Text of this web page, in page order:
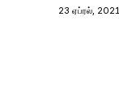
23 ஏப்ரல், 2021